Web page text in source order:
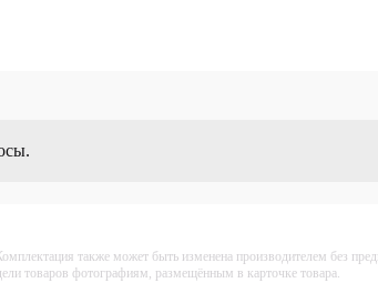
также может быть изменена производителем без
товаров фотографиям, размещённым в карточке товара.